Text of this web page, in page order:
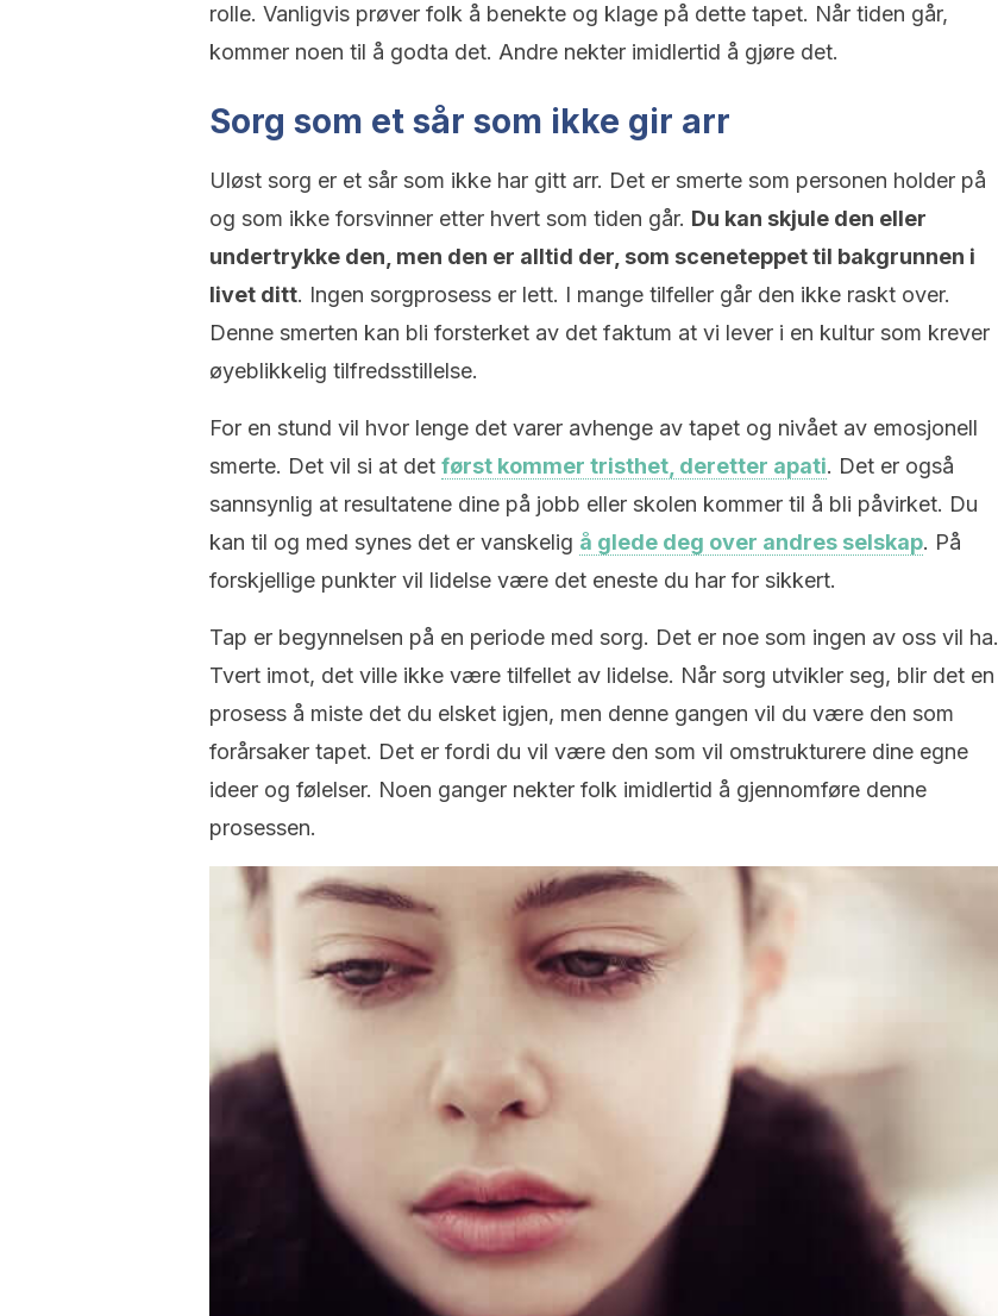
rolle. Vanligvis prøver folk å benekte og klage på dette tapet. Når tiden går,
kommer noen til å godta det. Andre nekter imidlertid å gjøre det.
Sorg som et sår som ikke gir arr
Uløst sorg er et sår som ikke har gitt arr. Det er smerte som personen holder på
og som ikke forsvinner etter hvert som tiden går. Du kan skjule den eller
undertrykke den, men den er alltid der, som sceneteppet til bakgrunnen i
livet ditt. Ingen sorgprosess er lett. I mange tilfeller går den ikke raskt over.
Denne smerten kan bli forsterket av det faktum at vi lever i en kultur som krever
øyeblikkelig tilfredsstillelse.
For en stund vil hvor lenge det varer avhenge av tapet og nivået av emosjonell
smerte. Det vil si at det først kommer tristhet, deretter apati. Det er også
sannsynlig at resultatene dine på jobb eller skolen kommer til å bli påvirket. Du
kan til og med synes det er vanskelig å glede deg over andres selskap. På
forskjellige punkter vil lidelse være det eneste du har for sikkert.
Tap er begynnelsen på en periode med sorg. Det er noe som ingen av oss vil ha.
Tvert imot, det ville ikke være tilfellet av lidelse. Når sorg utvikler seg, blir det en
prosess å miste det du elsket igjen, men denne gangen vil du være den som
forårsaker tapet. Det er fordi du vil være den som vil omstrukturere dine egne
ideer og følelser. Noen ganger nekter folk imidlertid å gjennomføre denne
prosessen.